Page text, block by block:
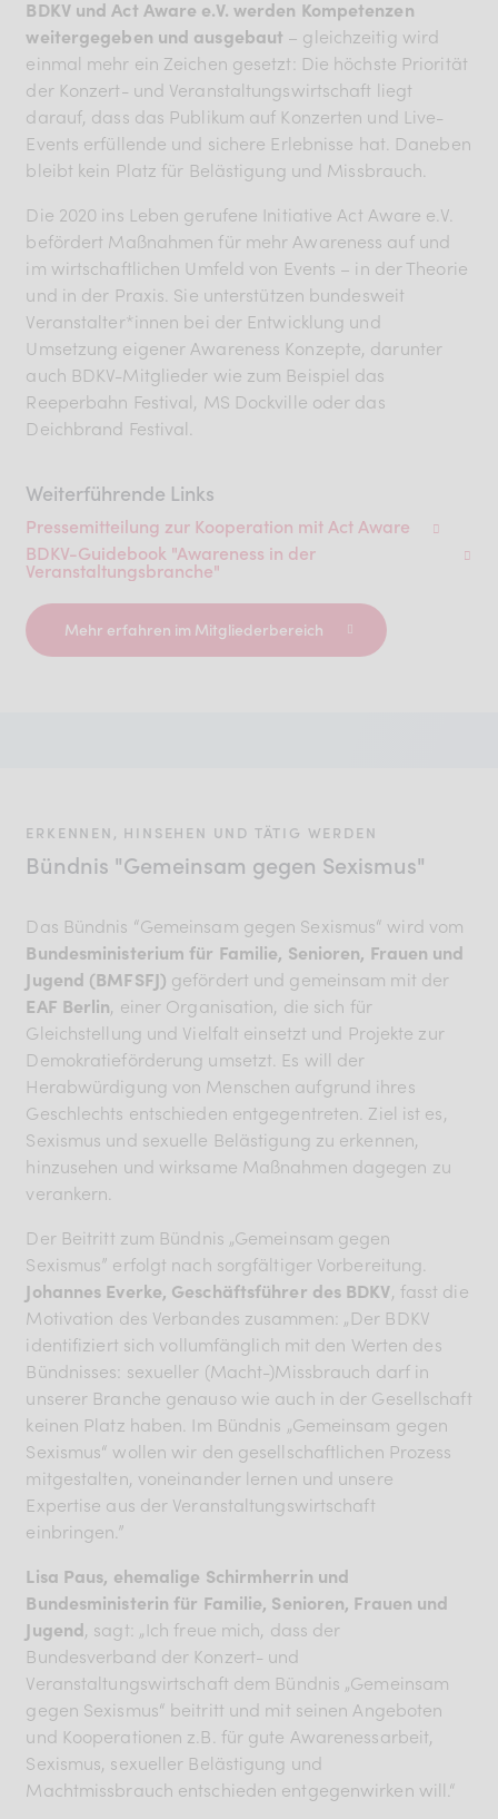
BDKV und Act Aware e.V. werden Kompetenzen
weitergegeben und ausgebaut – gleichzeitig wird
einmal mehr ein Zeichen gesetzt: Die höchste Priorität
der Konzert- und Veranstaltungswirtschaft liegt
darauf, dass das Publikum auf Konzerten und Live-
Events erfüllende und sichere Erlebnisse hat. Daneben
bleibt kein Platz für Belästigung und Missbrauch.
Die 2020 ins Leben gerufene Initiative Act Aware e.V.
befördert Maßnahmen für mehr Awareness auf und
im wirtschaftlichen Umfeld von Events – in der Theorie
und in der Praxis. Sie unterstützen bundesweit
Veranstalter*innen bei der Entwicklung und
Umsetzung eigener Awareness Konzepte, darunter
auch BDKV-Mitglieder wie zum Beispiel das
Reeperbahn Festival, MS Dockville oder das
Deichbrand Festival.
Weiterführende Links
Pressemitteilung zur Kooperation mit Act Aware
BDKV-Guidebook "Awareness in der
Veranstaltungsbranche"
Mehr erfahren im Mitgliederbereich
ERKENNEN, HINSEHEN UND TÄTIG WERDEN
Bündnis "Gemeinsam gegen Sexismus"
Das Bündnis “Gemeinsam gegen Sexismus“ wird vom
Bundesministerium für Familie, Senioren, Frauen und
Jugend (BMFSFJ) gefördert und gemeinsam mit der
EAF Berlin, einer Organisation, die sich für
Gleichstellung und Vielfalt einsetzt und Projekte zur
Demokratieförderung umsetzt. Es will der
Herabwürdigung von Menschen aufgrund ihres
Geschlechts entschieden entgegentreten. Ziel ist es,
Sexismus und sexuelle Belästigung zu erkennen,
hinzusehen und wirksame Maßnahmen dagegen zu
verankern.
Der Beitritt zum Bündnis „Gemeinsam gegen
Sexismus” erfolgt nach sorgfältiger Vorbereitung.
Johannes Everke, Geschäftsführer des BDKV, fasst die
Motivation des Verbandes zusammen: „Der BDKV
identifiziert sich vollumfänglich mit den Werten des
Bündnisses: sexueller (Macht-)Missbrauch darf in
unserer Branche genauso wie auch in der Gesellschaft
keinen Platz haben. Im Bündnis „Gemeinsam gegen
Sexismus“ wollen wir den gesellschaftlichen Prozess
mitgestalten, voneinander lernen und unsere
Expertise aus der Veranstaltungswirtschaft
einbringen.”
Lisa Paus, ehemalige Schirmherrin und
Bundesministerin für Familie, Senioren, Frauen und
Jugend, sagt: „Ich freue mich, dass der
Bundesverband der Konzert- und
Veranstaltungswirtschaft dem Bündnis „Gemeinsam
gegen Sexismus“ beitritt und mit seinen Angeboten
und Kooperationen z.B. für gute Awarenessarbeit,
Sexismus, sexueller Belästigung und
Machtmissbrauch entschieden entgegenwirken will.“